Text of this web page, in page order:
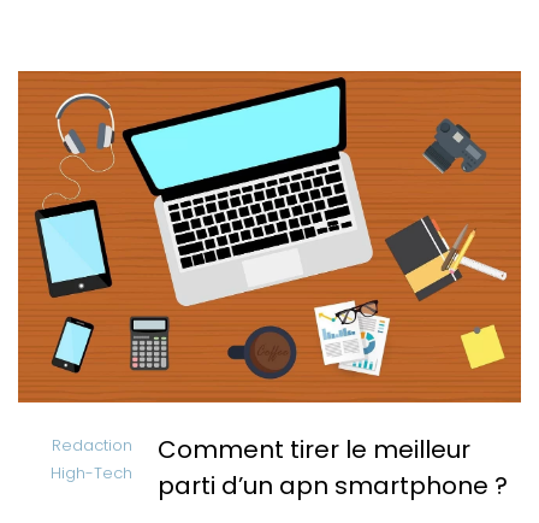
Redaction
High-Tech
Comment tirer le meilleur
parti d’un apn smartphone ?